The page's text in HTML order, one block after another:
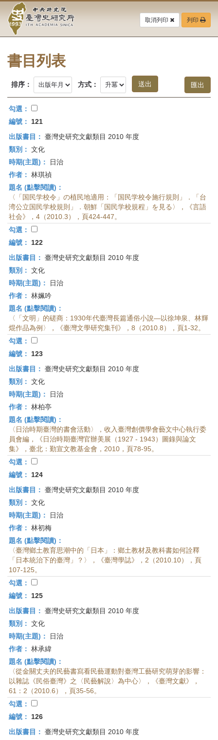
要
中
央
研
究
院-
臺
灣
史
研
究
所-
首
頁
取消列印 列印
書目列表
排序： 方式：
勾選：
編號：
121
出版書目： 臺灣史研究文獻類目 2010 年度
類別： 文化
時期(主題)：
日治
作者： 林琪禎
題名 (點擊閱讀)：
〈「国民学校令」の植民地適用：「国民学校令施行規則」．「台
湾公立国民学校規則」．朝鮮「国民学校規程」を見る〉，《言語
社会》，4（2010.3），頁424-447。
勾選：
編號：
122
出版書目： 臺灣史研究文獻類目 2010 年度
類別： 文化
時期(主題)：
日治
作者： 林姵吟
題名 (點擊閱讀)：
〈「文明」的磋商：1930年代臺灣長篇通俗小說—以徐坤泉、林輝
焜作品為例〉，《臺灣文學研究集刊》，8（2010.8），頁1-32。
勾選：
編號：
123
出版書目： 臺灣史研究文獻類目 2010 年度
類別： 文化
時期(主題)：
日治
作者： 林柏亭
題名 (點擊閱讀)：
〈日治時期臺灣的書會活動〉，收入臺灣創價學會藝文中心執行委
員會編，《日治時期臺灣官辦美展（1927 - 1943）圖錄與論文
集》，臺北：勤宣文教基金會，2010，頁78-95。
勾選：
編號：
124
出版書目： 臺灣史研究文獻類目 2010 年度
類別： 文化
時期(主題)：
日治
作者： 林初梅
題名 (點擊閱讀)：
〈臺灣鄉土教育思潮中的「日本」：鄉土教材及教科書如何詮釋
「日本統治下的臺灣」？〉，《臺灣學誌》，2（2010.10），頁
107-125。
勾選：
編號：
125
出版書目： 臺灣史研究文獻類目 2010 年度
類別： 文化
時期(主題)：
日治
作者： 林承緯
題名 (點擊閱讀)：
〈從金關丈夫的民藝書寫看民藝運動對臺灣工藝研究萌芽的影響：
以雜誌《民俗臺灣》之〈民藝解說〉為中心〉，《臺灣文獻》，
61：2（2010.6），頁35-56。
勾選：
編號：
126
出版書目： 臺灣史研究文獻類目 2010 年度